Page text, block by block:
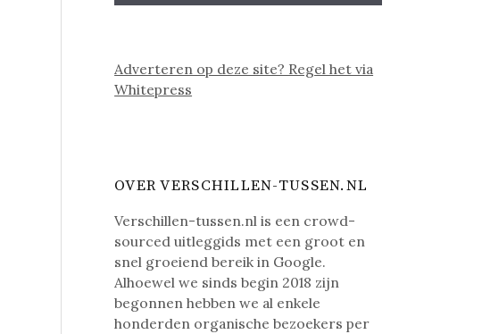
Adverteren op deze site? Regel het via
Whitepress
OVER VERSCHILLEN-TUSSEN.NL
Verschillen-tussen.nl is een crowd-
sourced uitleggids met een groot en
snel groeiend bereik in Google.
Alhoewel we sinds begin 2018 zijn
begonnen hebben we al enkele
honderden organische bezoekers per